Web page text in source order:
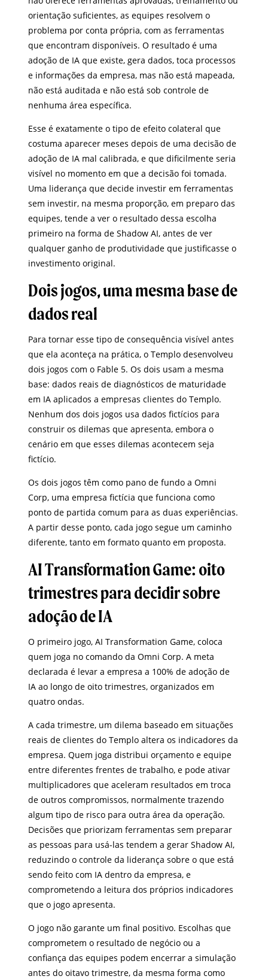
orientação suficientes, as equipes resolvem o
problema por conta própria, com as ferramentas
que encontram disponíveis. O resultado é uma
adoção de IA que existe, gera dados, toca processos
e informações da empresa, mas não está mapeada,
não está auditada e não está sob controle de
nenhuma área específica.
Esse é exatamente o tipo de efeito colateral que
costuma aparecer meses depois de uma decisão de
adoção de IA mal calibrada, e que dificilmente seria
visível no momento em que a decisão foi tomada.
Uma liderança que decide investir em ferramentas
sem investir, na mesma proporção, em preparo das
equipes, tende a ver o resultado dessa escolha
primeiro na forma de Shadow AI, antes de ver
qualquer ganho de produtividade que justificasse o
investimento original.
Dois jogos, uma mesma base de
dados real
Para tornar esse tipo de consequência visível antes
que ela aconteça na prática, o Templo desenvolveu
dois jogos com o Fable 5. Os dois usam a mesma
base: dados reais de diagnósticos de maturidade
em IA aplicados a empresas clientes do Templo.
Nenhum dos dois jogos usa dados fictícios para
construir os dilemas que apresenta, embora o
cenário em que esses dilemas acontecem seja
fictício.
Os dois jogos têm como pano de fundo a Omni
Corp, uma empresa fictícia que funciona como
ponto de partida comum para as duas experiências.
A partir desse ponto, cada jogo segue um caminho
diferente, tanto em formato quanto em proposta.
AI Transformation Game: oito
trimestres para decidir sobre
adoção de IA
O primeiro jogo, AI Transformation Game, coloca
quem joga no comando da Omni Corp. A meta
declarada é levar a empresa a 100% de adoção de
IA ao longo de oito trimestres, organizados em
quatro ondas.
A cada trimestre, um dilema baseado em situações
reais de clientes do Templo altera os indicadores da
empresa. Quem joga distribui orçamento e equipe
entre diferentes frentes de trabalho, e pode ativar
multiplicadores que aceleram resultados em troca
de outros compromissos, normalmente trazendo
algum tipo de risco para outra área da operação.
Decisões que priorizam ferramentas sem preparar
as pessoas para usá-las tendem a gerar Shadow AI,
reduzindo o controle da liderança sobre o que está
sendo feito com IA dentro da empresa, e
comprometendo a leitura dos próprios indicadores
que o jogo apresenta.
O jogo não garante um final positivo. Escolhas que
comprometem o resultado de negócio ou a
confiança das equipes podem encerrar a simulação
antes do oitavo trimestre, da mesma forma como